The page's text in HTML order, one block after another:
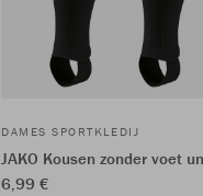
DAMES SPORTKLEDIJ
JAKO Kousen zonder voet
6,99 €